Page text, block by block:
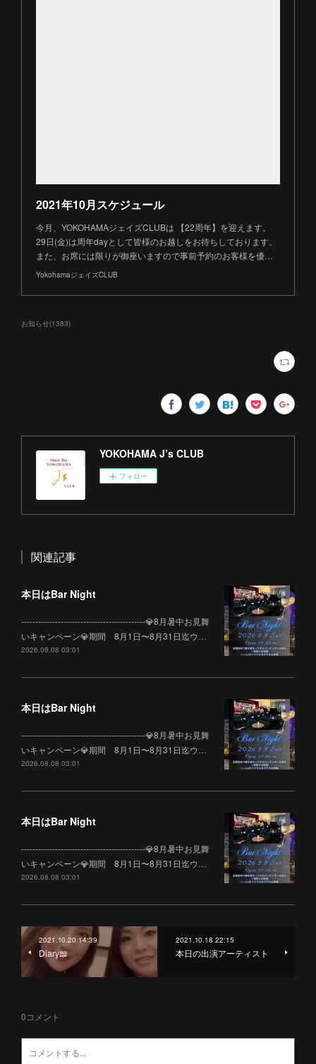
2021年10月スケジュール
今月、YOKOHAMAジェイズCLUBは 【22周年】を迎えます。
29日(金)は周年dayとして皆様のお越しをお待ちしております。
また、お席には限りが御座いますので事前予約のお客様を優…
YokohamaジェイズCLUB
お知らせ(1383)
YOKOHAMA J’s CLUB
フォロー
関連記事
本日はBar Night
--------------------------------------------💎8月暑中お見舞
いキャンペーン💎期間 8月1日〜8月31日迄ウ…
2026.08.08 03:01
本日はBar Night
--------------------------------------------💎8月暑中お見舞
いキャンペーン💎期間 8月1日〜8月31日迄ウ…
2026.08.08 03:01
本日はBar Night
--------------------------------------------💎8月暑中お見舞
いキャンペーン💎期間 8月1日〜8月31日迄ウ…
2026.08.08 03:01
2021.10.20 14:39
Diary📖
2021.10.18 22:15
本日の出演アーティスト
0コメント